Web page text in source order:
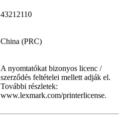
43212110
China (PRC)
A nyomtatókat bizonyos licenc /
szerződés feltételei mellett adják el.
További részletek:
www.lexmark.com/printerlicense.